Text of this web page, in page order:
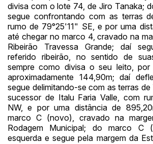
divisa com o lote 74, de Jiro Tanaka;
segue confrontando com as terras
rumo de 79°25'11" SE, e por uma
até chegar no marco 4, cravado na
Ribeirão Travessa Grande; daí
referido ribeirão, no sentido de
sempre como divisa o seu leito, por
aproximadamente 144,90m; daí
segue delimitando-se com as terras
sucessor de Italu Faria Valle, com
NW, e por uma distância de
marco C (novo), cravado na
Rodagem Municipal; do marco C
esquerda e segue pela margem da
Envie sua Proposta
(Art. 895, CPC)
Histórico de Propostas
Data Usuário
14/04/2025 18:43:11
14/04/2025 18:43:11
14/04/2025 18:43:11
Clique aqui para fazer login
Habilite-se para efetuar lances ou
propostas